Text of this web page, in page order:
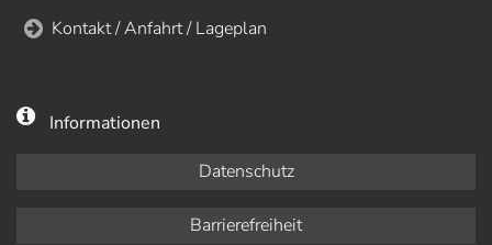
Kontakt / Anfahrt / Lageplan
Informationen
Datenschutz
Barrierefreiheit